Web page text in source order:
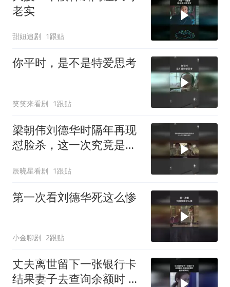
老实
甜妞追剧 1跟贴
你平时，是不是特爱思考
笑笑来看剧 1跟贴
梁朝伟刘德华时隔年再现
怼脸杀，这一次究竟是敌
辰晓星看剧 1跟贴
第一次看刘德华死这么惨
小金聊剧 2跟贴
丈夫离世留下一张银行卡
结果妻子去查询余额时 直